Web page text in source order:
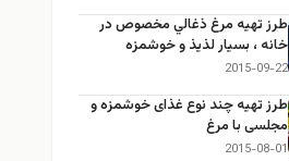
طرز تهيه مرغ ذغالي مخصوص در
خانه ، بسيار لذيذ و خوشمزه
2015-09-22
طرز تهيه چند نوع غذای خوشمزه و
مجلسی با مرغ
2015-08-01